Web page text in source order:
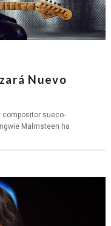
Nuevo
compositor sueco-
Malmsteen ha